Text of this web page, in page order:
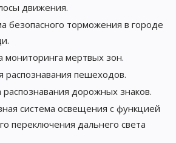
движения.
безопасного торможения в городе
мониторинга мертвых зон.
распознавания пешеходов.
дорожных знаков.
система освещения с функцией
переключения дальнего света